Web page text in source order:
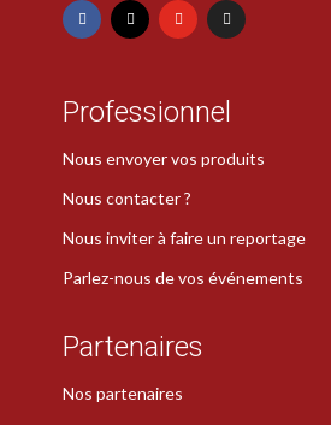
Professionnel
Nous envoyer vos produits
Nous contacter ?
Nous inviter à faire un reportage
Parlez-nous de vos événements
Partenaires
Nos partenaires